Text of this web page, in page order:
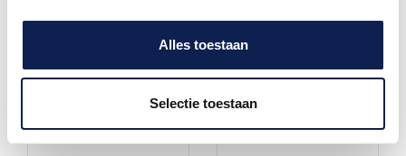
Alles toestaan
Selectie toestaan